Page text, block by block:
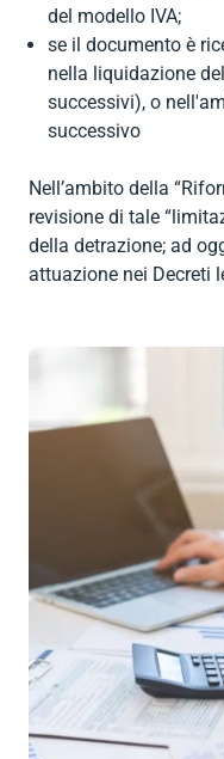
ambiente e
igiene
Formazione
Consulenza
Consulenza
fiscale per
privati
(Caf)

Contributi
INPS
Software
indietro
indietro
indietro
RENTRI
Importazione
AEE e
Imballaggi
 indietro
bilaterale per
il terziario
(EBK)
Affita il tuo
spazio
 indietro
privati
Dichiarazione
dei redditi
indietro
del modello IVA;
se il documento è
nella liquidazione
successivi), o
successivo
Nell’ambito della
revisione di tale
della detrazione; ad
attuazione nei Decreti